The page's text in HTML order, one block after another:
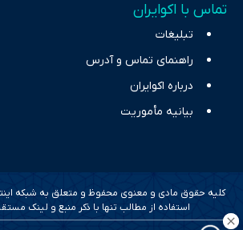
تماس با اکوایران
تبلیغات
راهنمای تماس و آدرس
درباره اکوایران
بیانیه مأموریت
کلیه حقوق مادی و معنوی محفوظ و متعلق به شبکه
استفاده از مطالب تنها با ذکر منبع و لینک